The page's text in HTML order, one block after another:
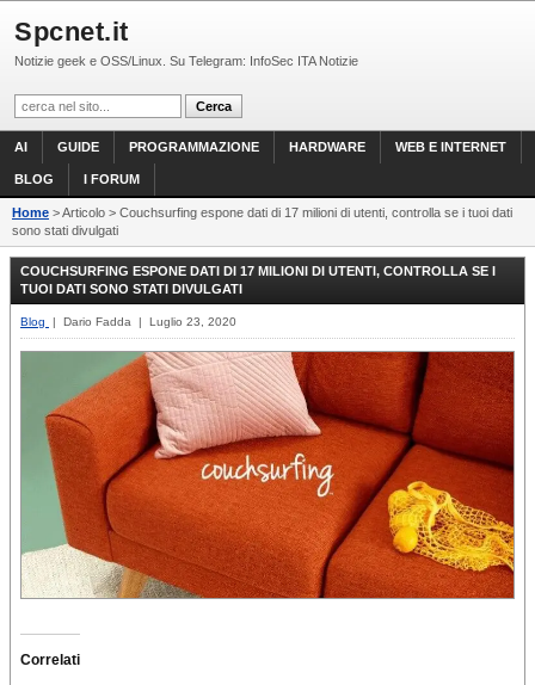
Spcnet.it
Notizie geek e OSS/Linux. Su Telegram: InfoSec ITA Notizie
AI GUIDE PROGRAMMAZIONE HARDWARE WEB E INTERNET
BLOG I FORUM
Home > Articolo > Couchsurfing espone dati di 17 milioni di utenti, controlla se i tuoi dati
sono stati divulgati
COUCHSURFING ESPONE DATI DI 17 MILIONI DI UTENTI, CONTROLLA SE I
TUOI DATI SONO STATI DIVULGATI
Blog | Dario Fadda | Luglio 23, 2020
Correlati